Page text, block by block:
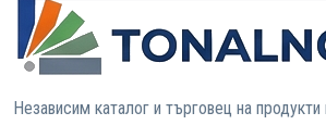
Независим каталог и търговец на продукти